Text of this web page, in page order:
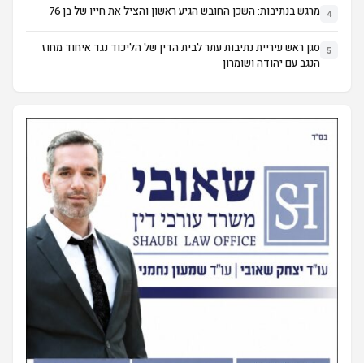
4 מרגש בנתיבות: השכן החובש הגיע ראשון והציל את חייו של בן 76
5 סגן ראש עיריית נתיבות עתר לבית הדין של הליכוד נגד איחוד מחוז
הנגב עם יהודה ושומרון